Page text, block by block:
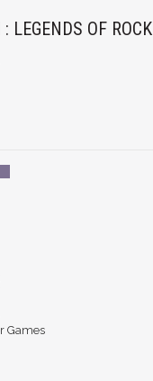
LEGENDS OF ROCK
Games